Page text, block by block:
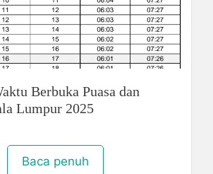
Berbuka Puasa dan
Lumpur 2025
Baca penuh